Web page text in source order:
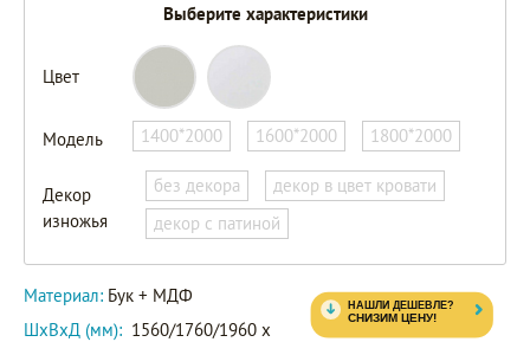
Выберите характеристики
Цвет
Модель 1400*2000 1600*2000 1800*2000
Декор
изножья
без декора
декор в цвет кровати
декор с патиной
Материал: Бук + МДФ
ШxВxД (мм): 1560/1760/1960 x